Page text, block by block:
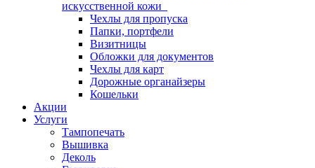
искусственной кожи
Чехлы для пропуска
Папки, портфели
Визитницы
Обложки для документов
Чехлы для карт
Дорожные органайзеры
Кошельки
Акции
Услуги
Тампопечать
Вышивка
Деколь